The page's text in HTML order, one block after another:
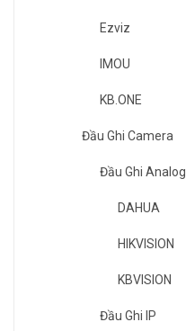
Ezviz
IMOU
KB.ONE
Đầu Ghi Camera
Đầu Ghi Analog
DAHUA
HIKVISION
KBVISION
Đầu Ghi IP